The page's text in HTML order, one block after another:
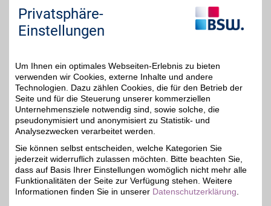
jederzeit über die Cookie-Einstellungen im
unteren Seitenbereich ändern.
Adresse
Hanns-Klemm-Str. 17
71034 Böblingen
Filialen in der Nähe
Telefon0 70 31 / 22 70 46
Privatsphäre-
Einstellungen
Um Ihnen ein optimales Webseiten-Erlebnis zu bieten
verwenden wir Cookies, externe Inhalte und andere
Technologien. Dazu zählen Cookies, die für den Betrieb der
Seite und für die Steuerung unserer kommerziellen
Unternehmensziele notwendig sind, sowie solche, die
pseudonymisiert und anonymisiert zu Statistik- und
Analysezwecken verarbeitet werden.
Sie können selbst entscheiden, welche Kategorien Sie
jederzeit widerruflich zulassen möchten. Bitte beachten Sie,
dass auf Basis Ihrer Einstellungen womöglich nicht mehr alle
Funktionalitäten der Seite zur Verfügung stehen. Weitere
Informationen finden Sie in unserer Datenschutzerklärung